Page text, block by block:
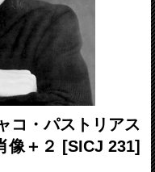
コ・パストリアス
像＋２ [SICJ 231]